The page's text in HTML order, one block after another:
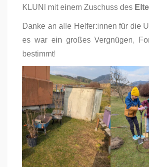
KLUNI mit einem Zuschuss des
Danke an alle Helfer:innen für die
es war ein großes Vergnügen,
bestimmt!